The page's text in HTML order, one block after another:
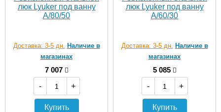
люк Lyuker под ванну
A/80/50
Доставка: 3-5 дн. Наличие в
магазинах
7 007
-
+
Купить
люк Lyuker под ванну
A/60/30
Доставка: 3-5 дн. Наличие в
магазинах
5 085
-
+
Купить